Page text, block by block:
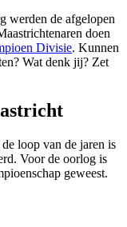
werden de afgelopen
doen
Divisie. Kunnen
Wat denk jij? Zet
loop van de jaren is
Voor de oorlog is
geweest.